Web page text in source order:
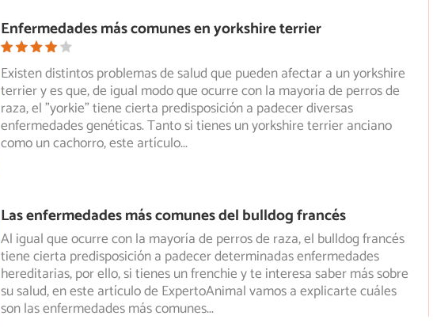
Enfermedades más comunes en yorkshire terrier
Existen distintos problemas de salud que pueden afectar a un yorkshire
terrier y es que, de igual modo que ocurre con la mayoría de perros de
raza, el "yorkie" tiene cierta predisposición a padecer diversas
enfermedades genéticas. Tanto si tienes un yorkshire terrier anciano
como un cachorro, este artículo...
Las enfermedades más comunes del bulldog francés
Al igual que ocurre con la mayoría de perros de raza, el bulldog francés
tiene cierta predisposición a padecer determinadas enfermedades
hereditarias,por ello, si tienes un frenchie y te interesa saber más sobre
su salud, en este artículo de ExpertoAnimal vamos a explicarte cuáles
son las enfermedades más comunes...